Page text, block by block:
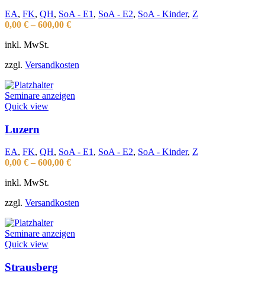
EA, FK, QH, SoA - E1 , SoA - E2, SoA - Kinder, Z
0,00 € – 600,00 €
inkl. MwSt.
zzgl. Versandkosten
Seminare anzeigen
Quick view
Luzern
EA, FK, QH, SoA - E1 , SoA - E2, SoA - Kinder, Z
0,00 € – 600,00 €
inkl. MwSt.
zzgl. Versandkosten
Seminare anzeigen
Quick view
Strausberg